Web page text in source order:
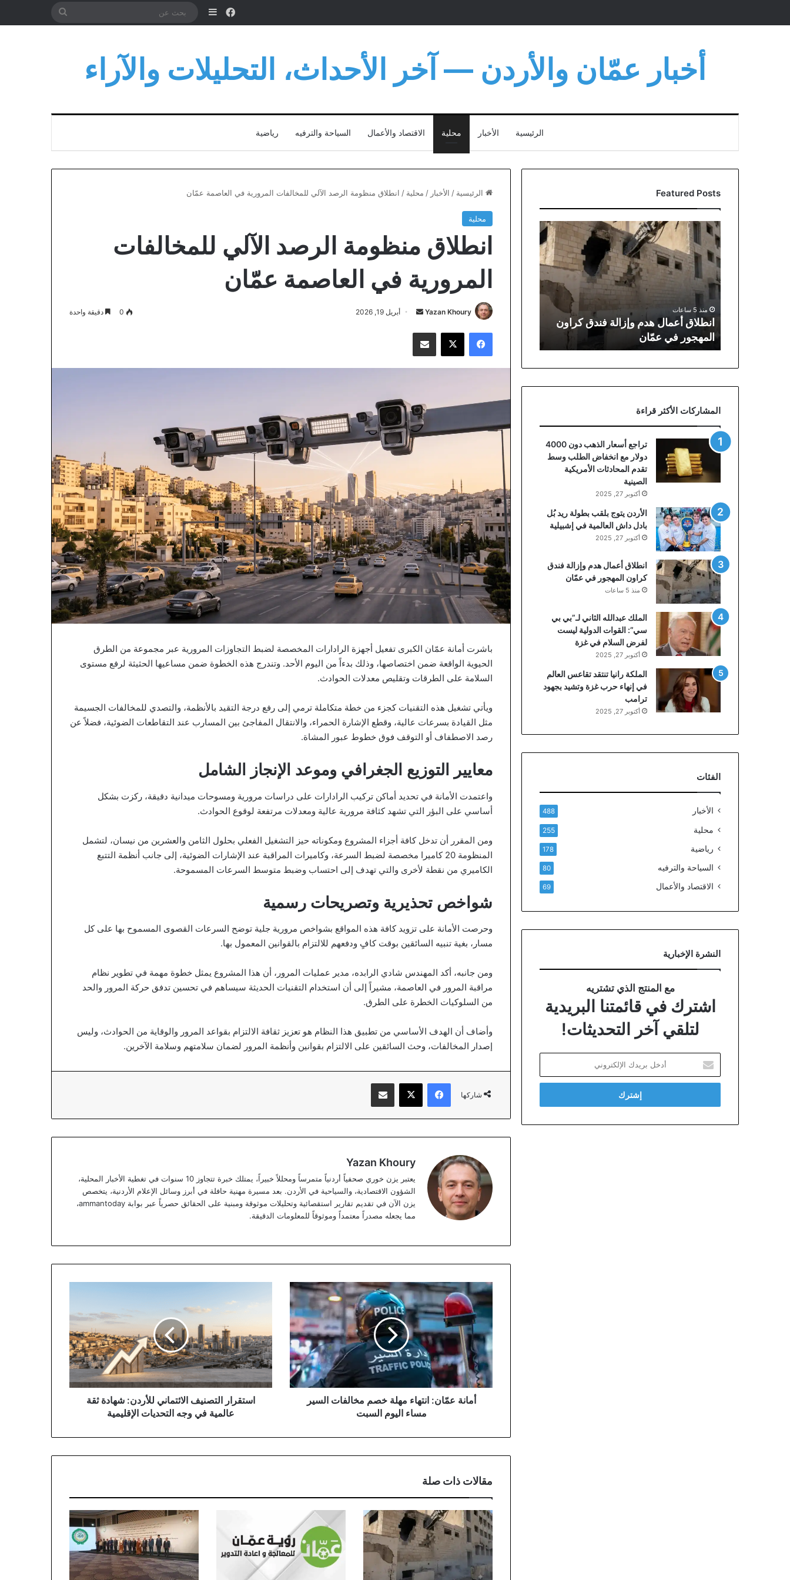
فيسبوكإضافة عمود جانبي
بحث
أخبار عمّان والأردن — آخر الأحداث، التحليلات والآراء
الرئيسية الأخبار محلية الاقتصاد والأعمال السياحة والترفيه رياضية
الرئيسية / الأخبار / محلية / انطلاق منظومة الرصد الآلي للمخالفات المرورية في العاصمة عمّان
محلية
انطلاق منظومة الرصد الآلي للمخالفات
المرورية في العاصمة عمّان
Yazan Khoury
أرسل أبريل 19, 2026 0 دقيقة واحدة
فيسبوك ‫X مشاركة عبر البريد
باشرت أمانة عمّان الكبرى تفعيل أجهزة الرادارات المخصصة لضبط التجاوزات المرورية عبر مجموعة من الطرق
الحيوية الواقعة ضمن اختصاصها، وذلك بدءاً من اليوم الأحد. وتندرج هذه الخطوة ضمن مساعيها الحثيثة لرفع مستوى
السلامة على الطرقات وتقليص معدلات الحوادث.
ويأتي تشغيل هذه التقنيات كجزء من خطة متكاملة ترمي إلى رفع درجة التقيد بالأنظمة، والتصدي للمخالفات الجسيمة
مثل القيادة بسرعات عالية، وقطع الإشارة الحمراء، والانتقال المفاجئ بين المسارب عند التقاطعات الضوئية، فضلاً عن
رصد الاصطفاف أو التوقف فوق خطوط عبور المشاة.
معايير التوزيع الجغرافي وموعد الإنجاز الشامل
واعتمدت الأمانة في تحديد أماكن تركيب الرادارات على دراسات مرورية ومسوحات ميدانية دقيقة، ركزت بشكل
أساسي على البؤر التي تشهد كثافة مرورية عالية ومعدلات مرتفعة لوقوع الحوادث.
ومن المقرر أن تدخل كافة أجزاء المشروع ومكوناته حيز التشغيل الفعلي بحلول الثامن والعشرين من نيسان، لتشمل
المنظومة 20 كاميرا مخصصة لضبط السرعة، وكاميرات المراقبة عند الإشارات الضوئية، إلى جانب أنظمة التتبع
الكاميري من نقطة لأخرى والتي تهدف إلى احتساب وضبط متوسط السرعات المسموحة.
شواخص تحذيرية وتصريحات رسمية
وحرصت الأمانة على تزويد كافة هذه المواقع بشواخص مرورية جلية توضح السرعات القصوى المسموح بها على كل
مسار، بغية تنبيه السائقين بوقت كافٍ ودفعهم للالتزام بالقوانين المعمول بها.
ومن جانبه، أكد المهندس شادي الرابده، مدير عمليات المرور، أن هذا المشروع يمثل خطوة مهمة في تطوير نظام
مراقبة المرور في العاصمة، مشيراً إلى أن استخدام التقنيات الحديثة سيساهم في تحسين تدفق حركة المرور والحد
من السلوكيات الخطرة على الطرق.
وأضاف أن الهدف الأساسي من تطبيق هذا النظام هو تعزيز ثقافة الالتزام بقواعد المرور والوقاية من الحوادث، وليس
إصدار المخالفات، وحث السائقين على الالتزام بقوانين وأنظمة المرور لضمان سلامتهم وسلامة الآخرين.
شاركها
فيسبوك ‫X مشاركة عبر البريد
Yazan Khoury
يعتبر يزن خوري صحفياً أردنياً متمرساً ومحللاً خبيراً، يمتلك خبرة تتجاوز 10 سنوات في تغطية الأخبار المحلية،
الشؤون الاقتصادية، والسياحية في الأردن. بعد مسيرة مهنية حافلة في أبرز وسائل الإعلام الأردنية، يتخصص
يزن الآن في تقديم تقارير استقصائية وتحليلات موثوقة ومبنية على الحقائق حصرياً عبر بوابة ammantoday،
مما يجعله مصدراً معتمداً وموثوقاً للمعلومات الدقيقة.
أمانة
عمّان:
انتهاء
مهلة
خصم
مخالفات
السير
مساء
اليوم
السبتأمانة عمّان: انتهاء مهلة خصم مخالفات السير
مساء اليوم السبت
شهادة
ثقة
عالمية
وجه
التحدياتاستقرار التصنيف الائتماني للأردن: شهادة ثقة
عالمية في وجه التحديات الإقليمية
مقالات ذات صلة
Featured Posts
انطلاق
أعمال
هدم
وإزالة
فندق
كراون
المهجور
في
عمّان
منذ 5 ساعات
انطلاق أعمال هدم وإزالة فندق كراون
المهجور في عمّان
المشاركات الأكثر قراءة
تراجع أسعار الذهب دون 4000
دولار مع انخفاض الطلب وسط
تقدم المحادثات الأمريكية
الصينية
أكتوبر 27, 2025
الأردن يتوج بلقب بطولة ريد بُل
بادل داش العالمية في إشبيلية
أكتوبر 27, 2025
انطلاق أعمال هدم وإزالة فندق
كراون المهجور في عمّان
منذ 5 ساعات
الملك عبدالله الثاني لـ”بي بي
سي”: القوات الدولية ليست
لفرض السلام في غزة
أكتوبر 27, 2025
الملكة رانيا تنتقد تقاعس العالم
في إنهاء حرب غزة وتشيد بجهود
ترامب
أكتوبر 27, 2025
الفئات
الأخبار 488
محلية 255
رياضية 178
السياحة والترفيه 80
الاقتصاد والأعمال 69
النشرة الإخبارية
مع المنتج الذي تشتريه
اشترك في قائمتنا البريدية
لتلقي آخر التحديثات!
بريدك
الإلكتروني